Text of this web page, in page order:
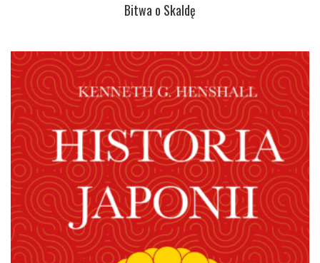
Bitwa o Skaldę